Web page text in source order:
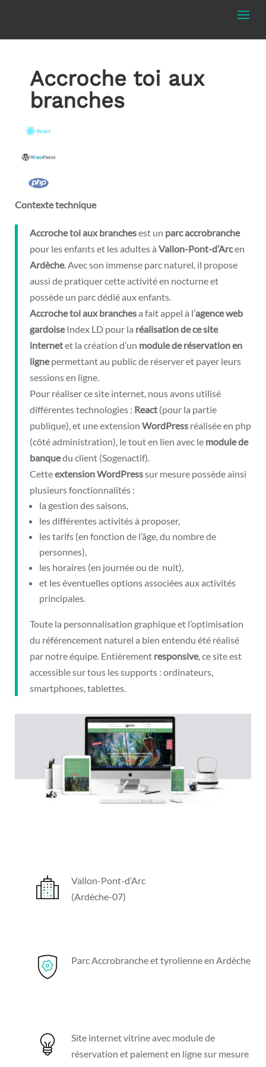
Accroche toi aux
branches
Contexte technique
Accroche toi aux branchesest un parc accrobranche
pour les enfants et les adultes à Vallon-Pont-d’Arcen
Ardèche. Avec son immense parc naturel, il propose
aussi de pratiquer cette activité en nocturne et
possède un parc dédié aux enfants.
Accroche toi aux branchesa fait appel à l’agence web
gardoiseIndex LD pour la réalisation de ce site
internetet la création d’un module de réservation en
lignepermettant au public de réserver et payer leurs
sessions en ligne.
Pour réaliser ce site internet, nous avons utilisé
différentes technologies : React (pour la partie
publique), et une extension WordPress réalisée en php
(côté administration), le tout en lien avec le module de
banquedu client (Sogenactif).
Cetteextension WordPresssur mesure possède ainsi
plusieurs fonctionnalités :
la gestion des saisons,
les différentes activités à proposer,
les tarifs (en fonction de l’âge, du nombre de
personnes),
les horaires (en journée ou de nuit),
et les éventuelles options associées aux activités
principales.
Toute la personnalisation graphique et l’optimisation
du référencement naturel a bien entendu été réalisé
par notre équipe. Entièrement responsive, ce site est
accessible sur tous les supports : ordinateurs,
smartphones, tablettes.
Vallon-Pont-d’Arc
(Ardèche-07)
Parc Accrobranche et tyrolienne en Ardèche
Site internet vitrine avec module de
réservation et paiement en ligne sur mesure